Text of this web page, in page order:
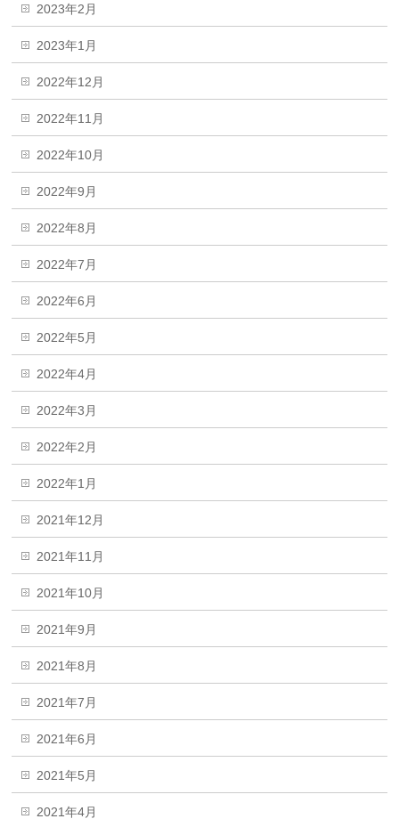
2023年2月
2023年1月
2022年12月
2022年11月
2022年10月
2022年9月
2022年8月
2022年7月
2022年6月
2022年5月
2022年4月
2022年3月
2022年2月
2022年1月
2021年12月
2021年11月
2021年10月
2021年9月
2021年8月
2021年7月
2021年6月
2021年5月
2021年4月